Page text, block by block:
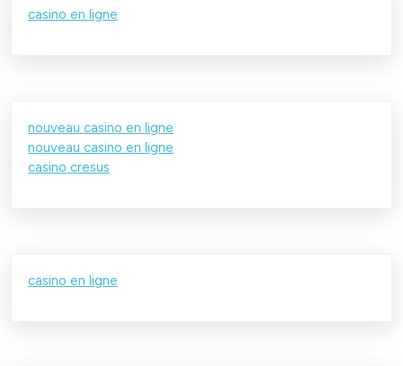
casino en ligne
nouveau casino en ligne
nouveau casino en ligne
casino cresus
casino en ligne